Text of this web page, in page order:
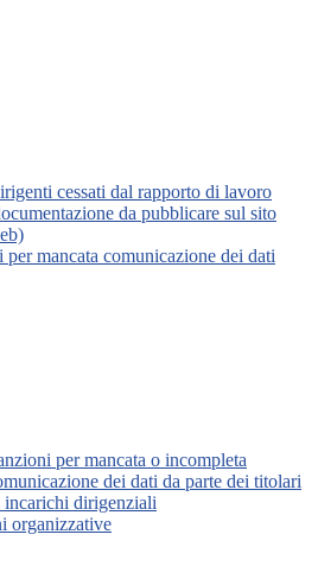
cessati dal rapporto di lavoro
da pubblicare sul sito
per mancata comunicazione dei dati
per mancata o incompleta
dei dati da parte dei titolari
incarichi dirigenziali
organizzative